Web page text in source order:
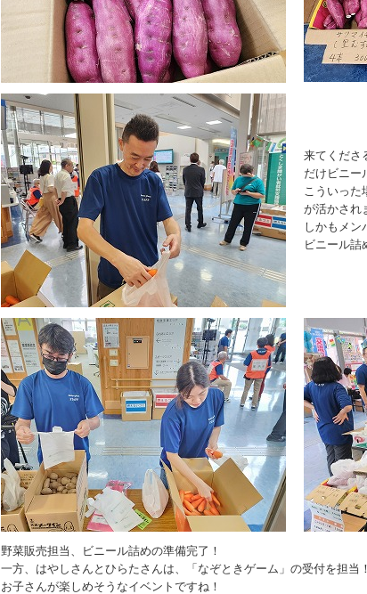
来てくださ
だけビニー
こういった
が活かされ
しかもメン
ビニール詰
野菜販売担当、ビニール詰めの準備完了！
一方、はやしさんとひらたさんは、「なぞときゲーム」の受付を担当！
お子さんが楽しめそうなイベントですね！